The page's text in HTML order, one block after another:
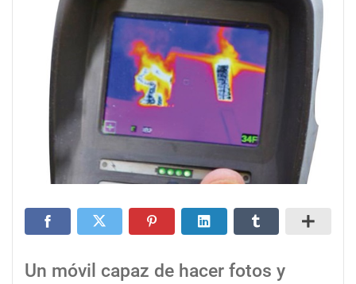
Un móvil capaz de hacer fotos y